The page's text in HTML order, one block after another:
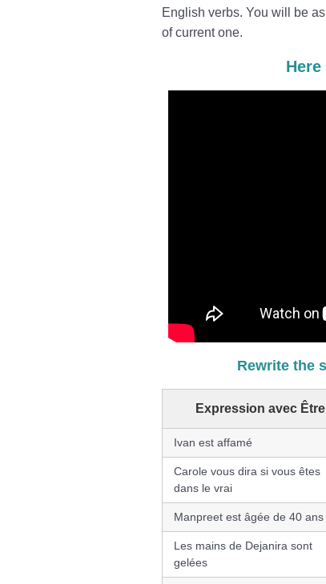
English verbs. You will be
of current one.
Rewrite the
Expression avec Être
Ivan est affamé
Carole vous dira si vous êtes
dans le vrai
Manpreet est âgée de 40 ans
Les mains de Dejanira sont
gelées